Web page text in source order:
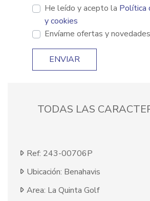
He leído y acepto la Política
y cookies
Envíame ofertas y novedades
ENVIAR
TODAS LAS
Ref: 243-00706P
Ubicación: Benahavis
Area: La Quinta Golf